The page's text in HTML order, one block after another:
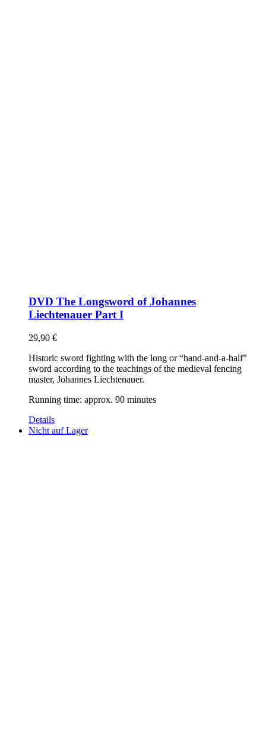
DVD The Longsword of Johannes
Liechtenauer Part I
29,90 €
Historic sword fighting with the long or “hand-and-a-half”
sword according to the teachings of the medieval fencing
master, Johannes Liechtenauer.
Running time: approx. 90 minutes
Details
Nicht auf Lager